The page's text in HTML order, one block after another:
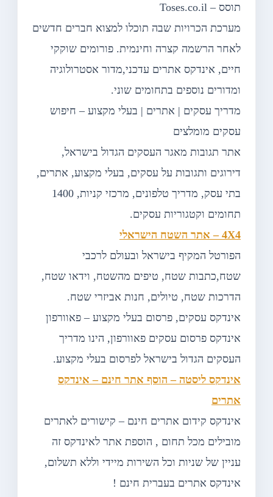
תוסס – Toses.co.il
מערכת הכרויות שבה תוכלו למצוא חברים חדשים
לאחר הרשמה קצרה וחינמית. פורומים שוקקי
חיים, אינדקס אתרים עדכני,מדור אסטרולוגיה
ומדורים נוספים בתחומים שוני.
מדריך עסקים | אתרים | בעלי מקצוע – חיפוש
עסקים מומלצים
אתר תגובות מאגר העסקים הגדול בישראל,
דירוגים ותגובות על עסקים, בעלי מקצוע, אתרים,
בתי עסק, מדריך טלפונים, מרכזי קניות, 1400
תחומים וקטגוריות עסקים.
4X4 – אתר השטח הישראלי
הפורטל המקיף בישראל ובעולם לרכבי
שטח,כתבות שטח, טיפים מהשטח, וידאו שטח,
הדרכות שטח, טיולים, חנות אביזרי שטח.
אינדקס עסקים, פרסום בעלי מקצוע – פאוורפון
אינדקס פרסום עסקים פאוורפון, הינו מדריך
העסקים הגדול בישראל לפרסום בעלי מקצוע.
אינדקס ליסטה – הוסף אתר חינם – אינדקס
אתרים
אינדקס קידום אתרים חינם – קישורים לאתרים
מובילים מכל תחום , הוספת אתר לאינדקס זה
עניין של שניות וכל השירות מיידי וללא תשלום,
אינדקס אתרים בעברית חינם !